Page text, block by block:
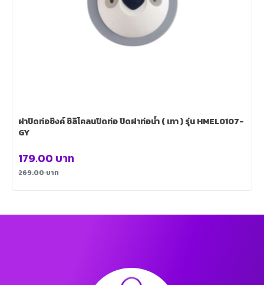
ฝาปิดท่อซิงค์ ซิลิโคลนปิดท่อ ปิดฝาท่อน้ำ ( เทา ) รุ่น HMEL0107-
GY
269.00บาท
179.00 บาท